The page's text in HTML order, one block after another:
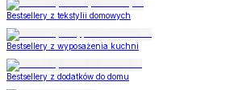
Bestsellery z tekstylii domowych
Bestsellery z wyposażenia kuchni
Bestsellery z dodatków do domu